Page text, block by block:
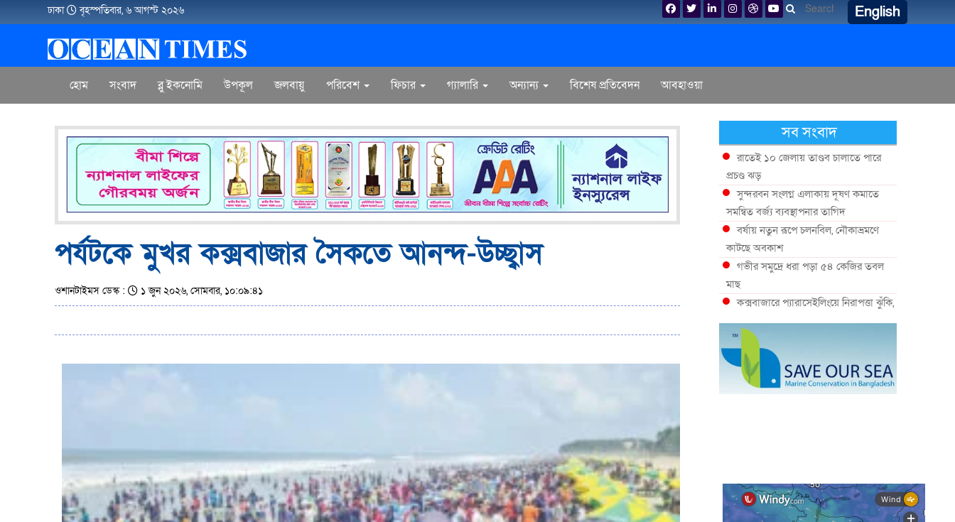
ঢাকা বৃহস্পতিবার, ৬ আগস্ট ২০২৬ English
হোম সংবাদ ব্লু ইকনোমি উপকূল জলবায়ু পরিবেশ ফিচার গ্যালারি অন্যান্য বিশেষ প্রতিবেদন আবহাওয়া
পর্যটকে মুখর কক্সবাজার সৈকতে আনন্দ-উচ্ছ্বাস
ওশানটাইমস ডেস্ক : ১ জুন ২০২৬, সোমবার, ১০:০৯:৪১
সব সংবাদ
রাতেই ১০ জেলায় তাণ্ডব চালাতে পারে
প্রচণ্ড ঝড়
সুন্দরবন সংলগ্ন এলাকায় দূষণ কমাতে
সমন্বিত বর্জ্য ব্যবস্থাপনার তাগিদ
বর্ষায় নতুন রূপে চলনবিল, নৌকাভ্রমণে
কাটছে অবকাশ
গভীর সমুদ্রে ধরা পড়া ৫৪ কেজির তবল
মাছ
কক্সবাজারে প্যারাসেইলিংয়ে নিরাপত্তা ঝুঁকি,
নেই স্থায়ী পদক্ষেপ
১৩ জেলায় ঝোড়ো হাওয়া-বজ্রবৃষ্টির শঙ্কা,
নদীবন্দরে ১ নম্বর সতর্কসংকেত
দেশের ৫ জেলায় বন্যার শঙ্কা
দেশের বিভিন্ন অঞ্চলে বজ্রবৃষ্টির আভাস,